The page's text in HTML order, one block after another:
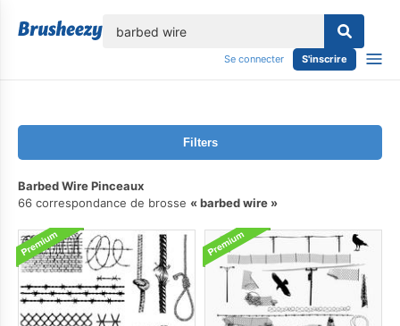
Se connecter S'inscrire
Filters
Barbed Wire Pinceaux
66 correspondance de brosse
barbed wire